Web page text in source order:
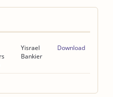
Yisrael
Bankier
Download